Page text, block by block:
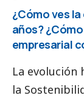
¿Cómo ves
años?
empresarial
La evolución
la